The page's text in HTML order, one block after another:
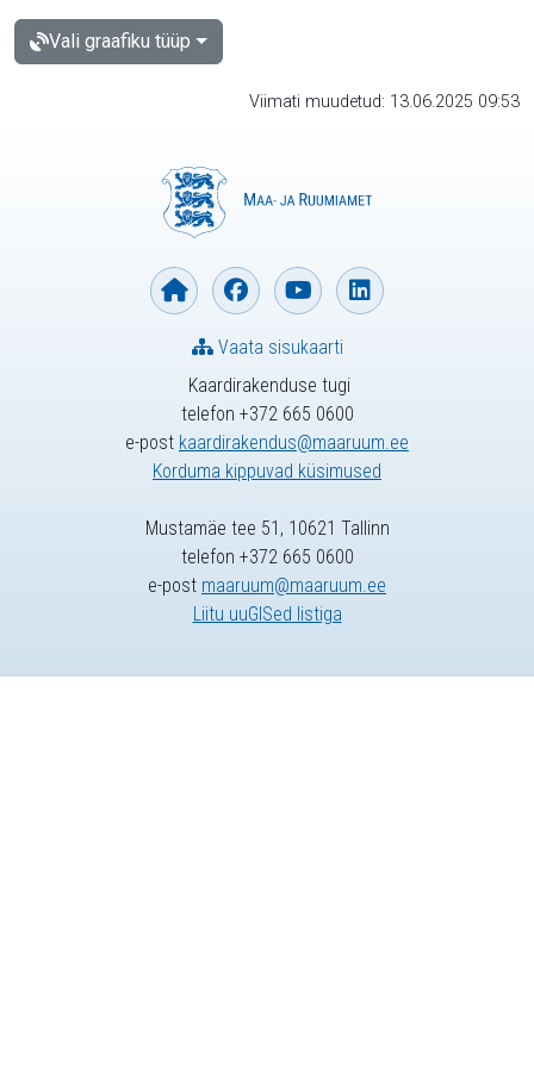
Vali graafiku tüüp
Viimati muudetud: 13.06.2025 09:53
Kaardirakenduse tugi
telefon +372 665 0600
e-post kaardirakendus@maaruum.ee
Korduma kippuvad küsimused
Vaata sisukaarti
Mustamäe tee 51, 10621 Tallinn
telefon +372 665 0600
e-post maaruum@maaruum.ee
Liitu uuGISed listiga